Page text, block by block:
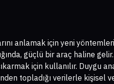
anlamak için yeni
güçlü bir araç haline
için kullanılır. Duygu
topladığı verilerle kişisel